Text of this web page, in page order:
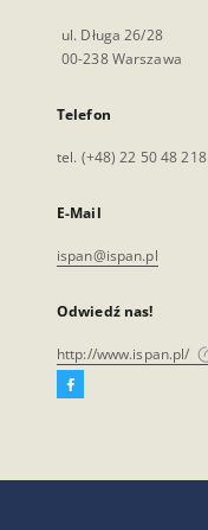
ul. Długa 26/28
00-238 Warszawa
Telefon
tel. (+48) 22 50 48 218
E-Mail
ispan@ispan.pl
Odwiedź nas!
http://www.ispan.pl/
Facebook
się